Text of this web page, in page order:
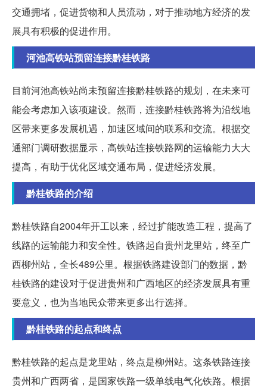
交通拥堵，促进货物和人员流动，对于推动地方经济的发
展具有积极的促进作用。
河池高铁站预留连接黔桂铁路
目前河池高铁站尚未预留连接黔桂铁路的规划，在未来可
能会考虑加入该项建设。然而，连接黔桂铁路将为沿线地
区带来更多发展机遇，加速区域间的联系和交流。根据交
通部门调研数据显示，高铁站连接铁路网的运输能力大大
提高，有助于优化区域交通布局，促进经济发展。
黔桂铁路的介绍
黔桂铁路自2004年开工以来，经过扩能改造工程，提高了
线路的运输能力和安全性。铁路起自贵州龙里站，终至广
西柳州站，全长489公里。根据铁路建设部门的数据，黔
桂铁路的建设对于促进贵州和广西地区的经济发展具有重
要意义，也为当地民众带来更多出行选择。
黔桂铁路的起点和终点
黔桂铁路的起点是龙里站，终点是柳州站。这条铁路连接
贵州和广西两省，是国家铁路一级单线电气化铁路。根据